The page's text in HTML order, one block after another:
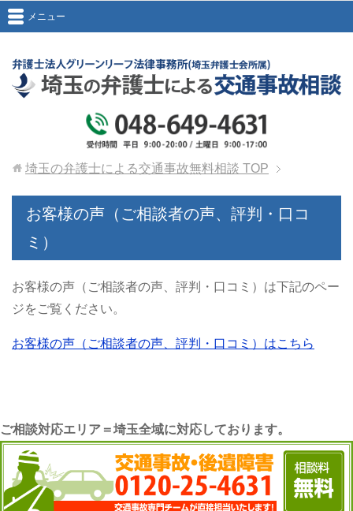
メニュー
埼玉の弁護士による交通事故無料相談 TOP
お客様の声（ご相談者の声、評判・口コ
ミ）
お客様の声（ご相談者の声、評判・口コミ）は下記のペー
ジをご覧ください。
お客様の声（ご相談者の声、評判・口コミ）はこちら
ご相談対応エリア＝埼玉全域に対応しております。